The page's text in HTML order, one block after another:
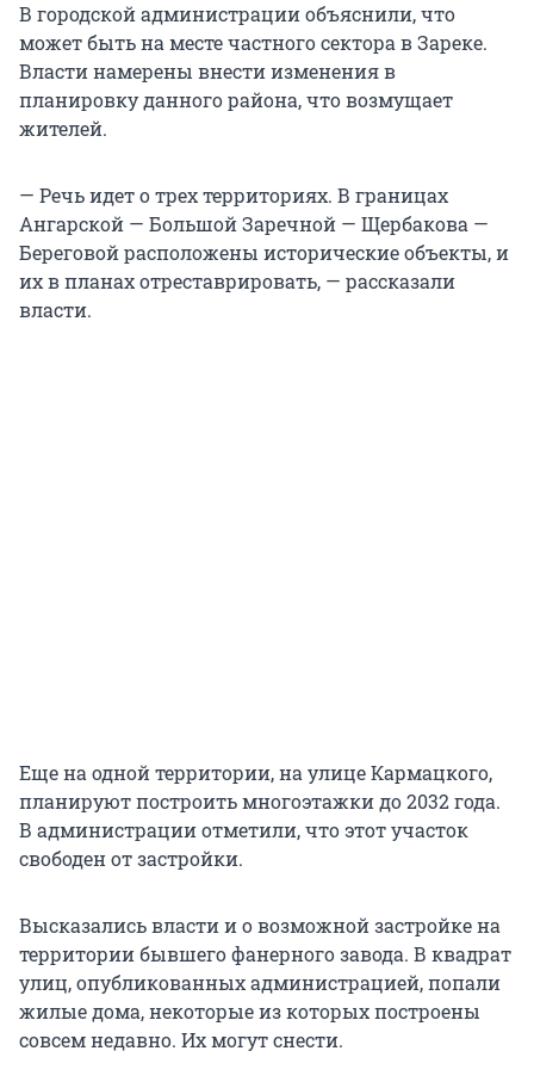
В городской администрации объяснили, что
может быть на месте частного сектора в Зареке.
Власти намерены внести изменения в
планировку данного района, что возмущает
жителей.
— Речь идет о трех территориях. В границах
Ангарской — Большой Заречной — Щербакова —
Береговой расположены исторические объекты, и
их в планах отреставрировать, — рассказали
власти.
Еще на одной территории, на улице Кармацкого,
планируют построить многоэтажки до 2032 года.
В администрации отметили, что этот участок
свободен от застройки.
Высказались власти и о возможной застройке на
территории бывшего фанерного завода. В квадрат
улиц, опубликованных администрацией, попали
жилые дома, некоторые из которых построены
совсем недавно. Их могут снести.